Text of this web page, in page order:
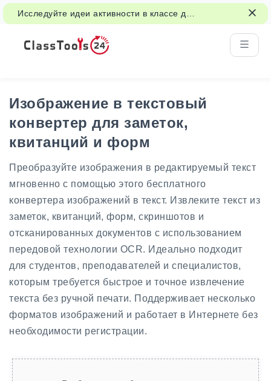
Исследуйте идеи активности в классе для
игр, групповой работы и справедливых
решений.
Изображение в текстовый
конвертер для заметок,
квитанций и форм
Преобразуйте изображения в редактируемый текст
мгновенно с помощью этого бесплатного
конвертера изображений в текст. Извлеките текст из
заметок, квитанций, форм, скриншотов и
отсканированных документов с использованием
передовой технологии OCR. Идеально подходит
для студентов, преподавателей и специалистов,
которым требуется быстрое и точное извлечение
текста без ручной печати. Поддерживает несколько
форматов изображений и работает в Интернете без
необходимости регистрации.